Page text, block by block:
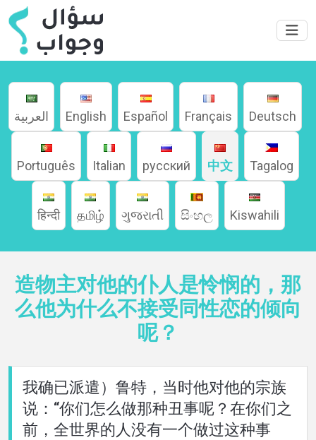
家
於
語言
العربية English Español Français Deutsch
Português Italian русский 中文 Tagalog
हिन्दी தமிழ் ગુજરાતી සිංහල Kiswahili
造物主对他的仆人是怜悯的，那
么他为什么不接受同性恋的倾向
呢？
我确已派遣）鲁特，当时他对他的宗族
说：“你们怎么做那种丑事呢？在你们之
前，全世界的人没有一个做过这种事